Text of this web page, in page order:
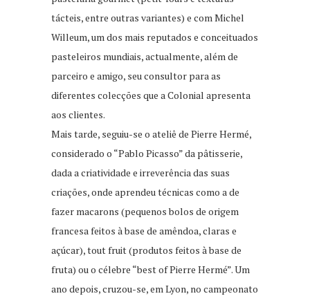
tácteis, entre outras variantes) e com Michel
Willeum, um dos mais reputados e conceituados
pasteleiros mundiais, actualmente, além de
parceiro e amigo, seu consultor para as
diferentes colecções que a Colonial apresenta
aos clientes.
Mais tarde, seguiu-se o ateliê de Pierre Hermé,
considerado o “Pablo Picasso” da pâtisserie,
dada a criatividade e irreverência das suas
criações, onde aprendeu técnicas como a de
fazer macarons (pequenos bolos de origem
francesa feitos à base de amêndoa, claras e
açúcar), tout fruit (produtos feitos à base de
fruta) ou o célebre “best of Pierre Hermé”. Um
ano depois, cruzou-se, em Lyon, no campeonato